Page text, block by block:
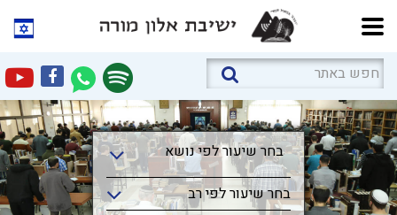
בחר שיעור לפי נושא
בחר שיעור לפי נושא
בחר שיעור לפי רב